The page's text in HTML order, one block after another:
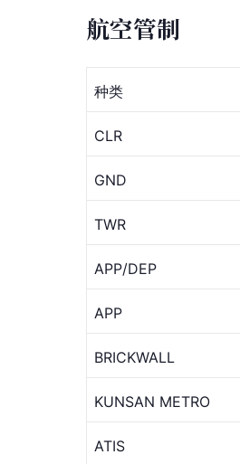
航空管制
种类
CLR
GND
TWR
APP/DEP
APP
BRICKWALL
KUNSAN METRO
ATIS